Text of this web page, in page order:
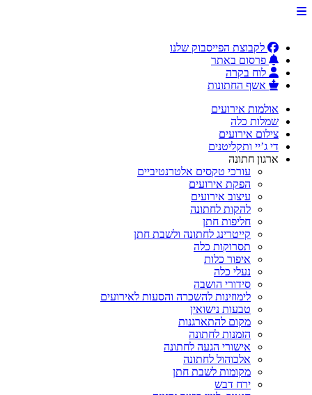
לקבוצת הפייסבוק שלנו
פרסום באתר
לוח בקרה
אשף החתונות
אולמות אירועים
שמלות כלה
צילום אירועים
די ג’יי ותקליטנים
ארגון חתונה
עורכי טקסים אלטרנטיביים
הפקת אירועים
עיצוב אירועים
להקות לחתונה
חליפות חתן
קייטרינג לחתונה ולשבת חתן
תסרוקות כלה
איפור כלות
נעלי כלה
סידורי הושבה
לימוזינות להשכרה והסעות לאירועים
טבעות נישואין
מקום להתארגנות
הזמנות לחתונה
אישורי הגעה לחתונה
אלכוהול לחתונה
מקומות לשבת חתן
ירח דבש